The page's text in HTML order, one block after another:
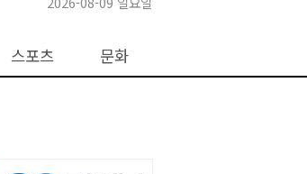
스포츠 문화